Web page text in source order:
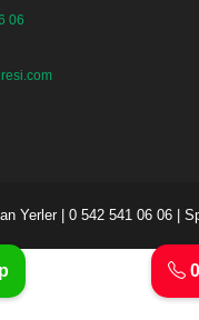
06
Yerler | 0 542 541 06 06 |